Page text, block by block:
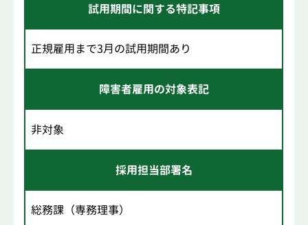
試用期間に関する特記事項
正規雇用まで3月の試用期間あり
障害者雇用の対象表記
非対象
採用担当部署名
総務課（専務理事）